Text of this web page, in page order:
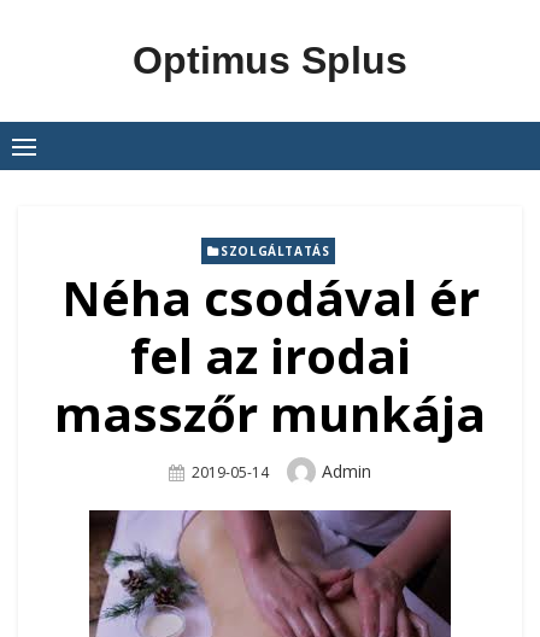
Optimus Splus
SZOLGÁLTATÁS
Néha csodával ér
fel az irodai
masszőr munkája
Posted
2019-05-14 Author
Admin